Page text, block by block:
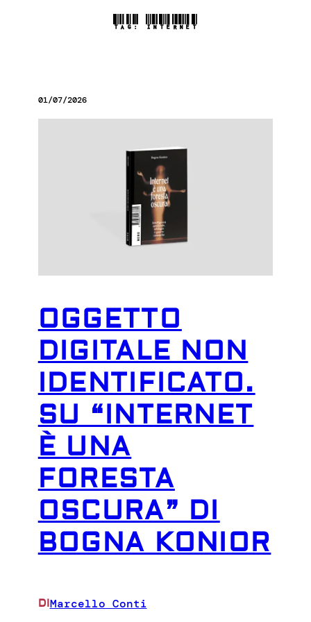
TAG: INTERNET
01/07/2026
OGGETTO
DIGITALE NON
IDENTIFICATO.
SU “INTERNET
È UNA
FORESTA
OSCURA” DI
BOGNA KONIOR
DIMarcello Conti